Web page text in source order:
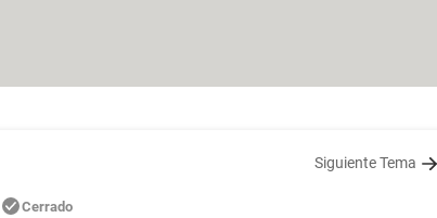
Siguiente Tema
Cerrado